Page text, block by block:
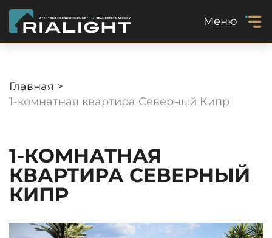
Меню
Главная >
1-комнатная квартира Северный Кипр
1-КОМНАТНАЯ
КВАРТИРА СЕВЕРНЫЙ
КИПР